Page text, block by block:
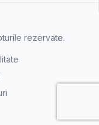
rezervate.